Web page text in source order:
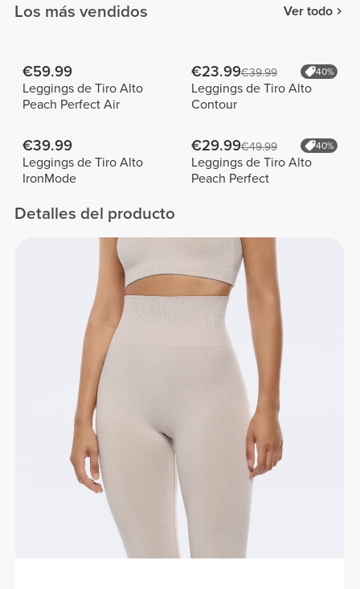
Los más vendidos Ver todo
€59.99
Leggings de Tiro Alto
Peach Perfect Air
€23.99€39.99 40%
Leggings de Tiro Alto
Contour
€39.99
Leggings de Tiro Alto
IronMode
€29.99€49.99 40%
Leggings de Tiro Alto
Peach Perfect
Detalles del producto